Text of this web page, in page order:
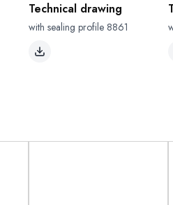
Technical drawing
with sealing profile 8861